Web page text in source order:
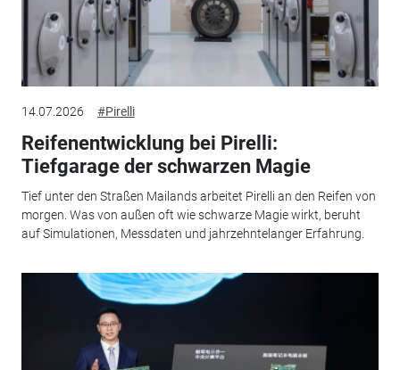
14.07.2026 #Pirelli
Reifenentwicklung bei Pirelli:
Tiefgarage der schwarzen Magie
Tief unter den Straßen Mailands arbeitet Pirelli an den Reifen von
morgen. Was von außen oft wie schwarze Magie wirkt, beruht
auf Simulationen, Messdaten und jahrzehntelanger Erfahrung.